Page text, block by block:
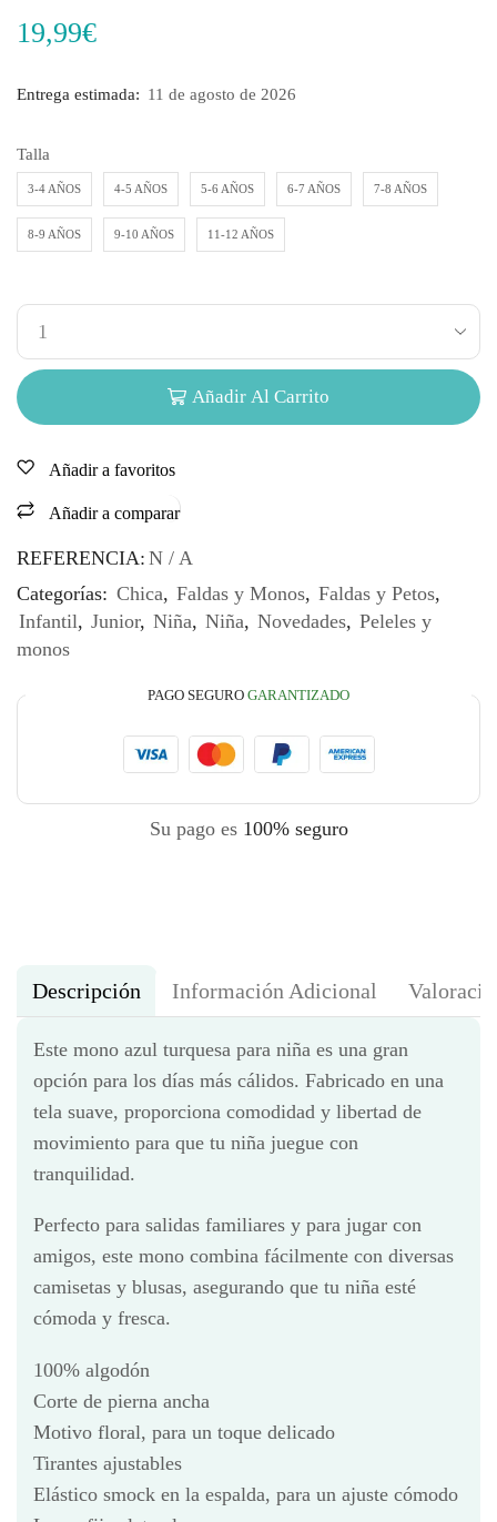
19,99€
Entrega estimada: 11 de agosto de 2026
Talla
3-4 AÑOS 4-5 AÑOS 5-6 AÑOS 6-7 AÑOS 7-8 AÑOS
8-9 AÑOS 9-10 AÑOS 11-12 AÑOS
Añadir Al Carrito
Añadir a favoritos
Añadir a comparar
REFERENCIA: N / A
Categorías: Chica, Faldas y Monos, Faldas y Petos,
Infantil, Junior, Niña, Niña, Novedades, Peleles y
monos
PAGO SEGURO GARANTIZADO
Su pago es 100% seguro
Descripción Información Adicional
Este mono azul turquesa para niña es una gran
opción para los días más cálidos. Fabricado en una
tela suave, proporciona comodidad y libertad de
movimiento para que tu niña juegue con
tranquilidad.
Perfecto para salidas familiares y para jugar con
amigos, este mono combina fácilmente con diversas
camisetas y blusas, asegurando que tu niña esté
cómoda y fresca.
100% algodón
Corte de pierna ancha
Motivo floral, para un toque delicado
Tirantes ajustables
Elástico smock en la espalda, para un ajuste cómodo